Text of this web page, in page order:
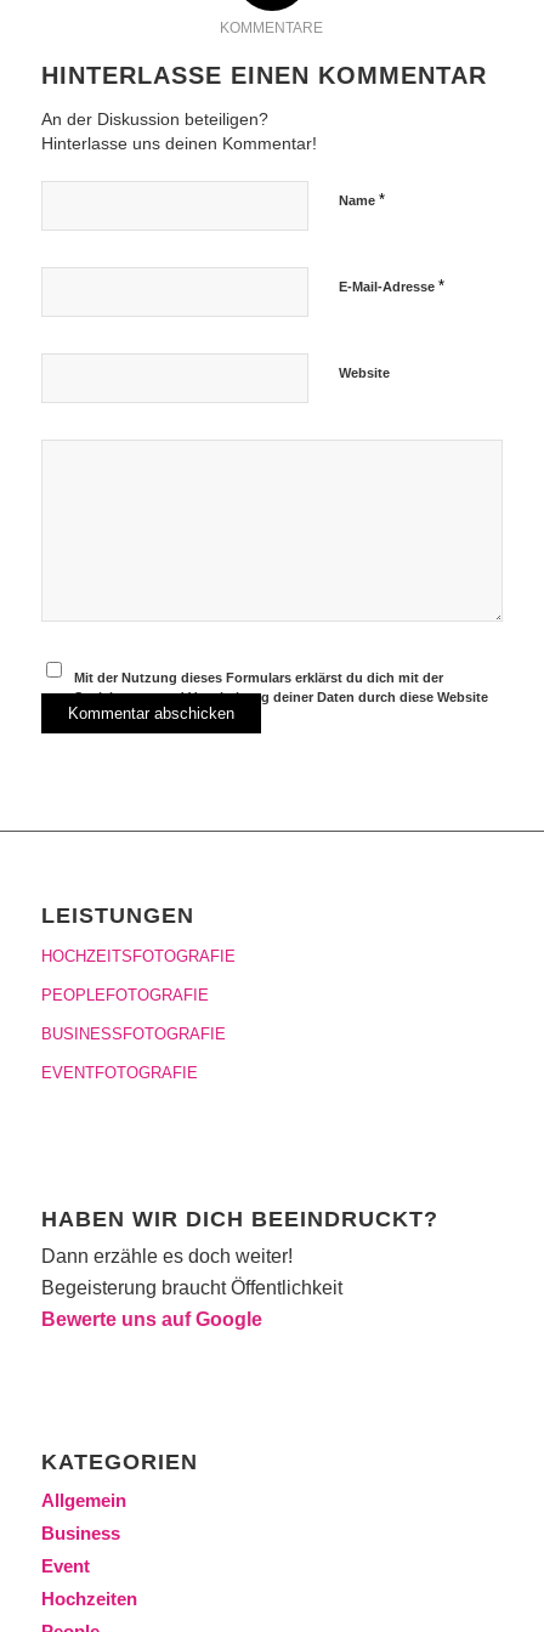
KOMMENTARE
HINTERLASSE EINEN KOMMENTAR
An der Diskussion beteiligen?
Hinterlasse uns deinen Kommentar!
Name *
E-Mail-Adresse *
Website
Mit der Nutzung dieses Formulars erklärst du dich mit der
Speicherung und Verarbeitung deiner Daten durch diese Website
einverstanden.*
LEISTUNGEN
HOCHZEITSFOTOGRAFIE
PEOPLEFOTOGRAFIE
BUSINESSFOTOGRAFIE
EVENTFOTOGRAFIE
HABEN WIR DICH BEEINDRUCKT?
Dann erzähle es doch weiter!
Begeisterung braucht Öffentlichkeit
Bewerte uns auf Google
KATEGORIEN
Allgemein
Business
Event
Hochzeiten